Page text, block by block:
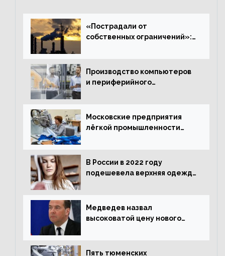
«Пострадали от
собственных ограничений»:
промышленности
Производство компьютеров
и периферийного
Московские предприятия
лёгкой промышленности
В России в 2022 году
подешевела верхняя одежда
Медведев назвал
высоковатой цену нового
Пять тюменских